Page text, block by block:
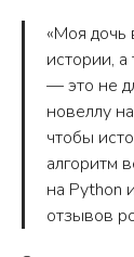
«Моя дочь
истории,
— это не
новеллу
чтобы
алгоритм
на Python
отзывов